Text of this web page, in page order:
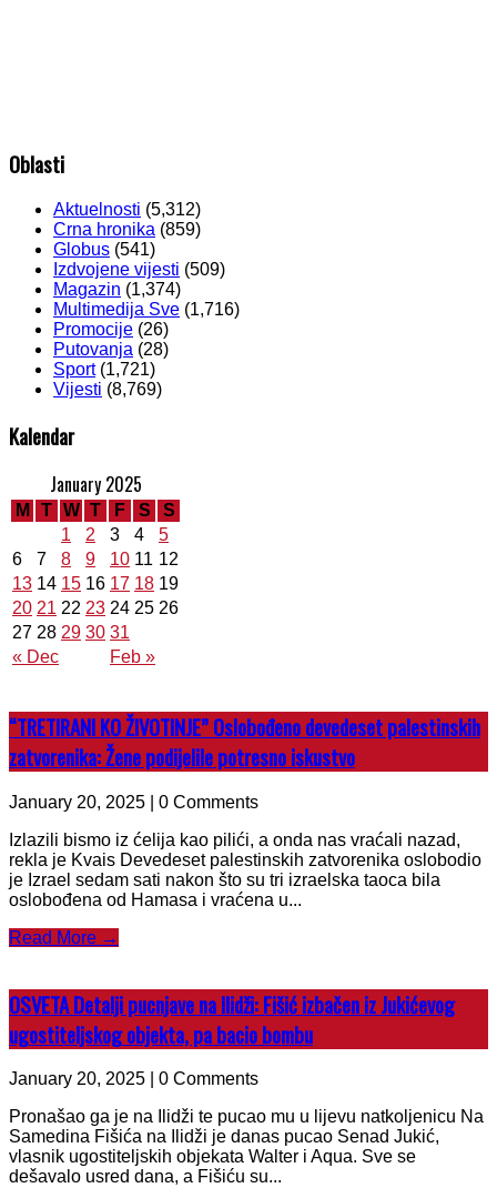
Oblasti
Aktuelnosti (5,312)
Crna hronika (859)
Globus (541)
Izdvojene vijesti (509)
Magazin (1,374)
Multimedija Sve (1,716)
Promocije (26)
Putovanja (28)
Sport(1,721)
Vijesti (8,769)
Kalendar
January 2025
M T W T F S S
« Dec Feb »
1 2 3 4
5
6
7 8 9 10 11 12
13 14 15 16 17 18 19
20 21 22 23 24 25 26
27 28 29 30 31
“TRETIRANI KO ŽIVOTINJE” Oslobođeno devedeset palestinskih
zatvorenika: Žene podijelile potresno iskustvo
January 20, 2025 | 0 Comments
Izlazili bismo iz ćelija kao pilići, a onda nas vraćali nazad,
rekla je Kvais Devedeset palestinskih zatvorenika oslobodio
je Izrael sedam sati nakon što su tri izraelska taoca bila
oslobođena od Hamasa i vraćena u...
Read More →
OSVETA Detalji pucnjave na Ilidži: Fišić izbačen iz Jukićevog
ugostiteljskog objekta, pa bacio bombu
January 20, 2025 | 0 Comments
Pronašao ga je na Ilidži te pucao mu u lijevu natkoljenicu Na
Samedina Fišića na Ilidži je danas pucao Senad Jukić,
vlasnik ugostiteljskih objekata Walter i Aqua. Sve se
dešavalo usred dana, a Fišiću su...